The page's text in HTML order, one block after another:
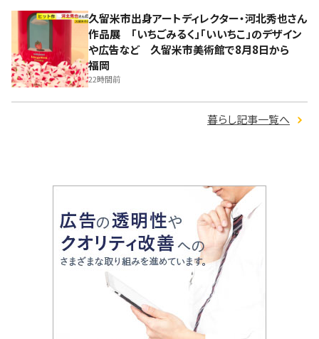
久留米市出身アートディレクター・河北秀也さん
作品展 「いちごみるく」「いいちこ」のデザイン
や広告など 久留米市美術館で8月8日から
福岡
22時間前
暮らし記事一覧へ